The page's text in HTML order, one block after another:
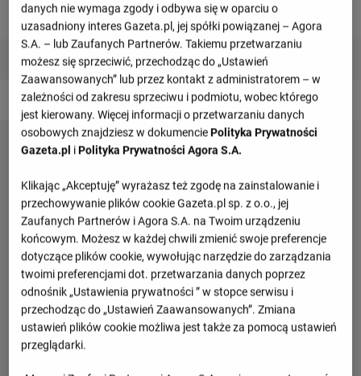
Nicholas Scardigno
Simone Ghidotti
22 Andrey Krastev
30 Nicola Ravaglia
danych nie wymaga zgody i odbywa się w oparciu o
uzasadniony interes Gazeta.pl, jej spółki powiązanej – Agora
S.A. – lub Zaufanych Partnerów. Takiemu przetwarzaniu
możesz się sprzeciwić, przechodząc do „Ustawień
Zaawansowanych” lub przez kontakt z administratorem – w
zależności od zakresu sprzeciwu i podmiotu, wobec którego
jest kierowany. Więcej informacji o przetwarzaniu danych
osobowych znajdziesz w dokumenciePolityka Prywatności
Gazeta.pl iPolityka Prywatności Agora S.A.
Klikając „Akceptuję” wyrażasz też zgodę na zainstalowanie i
przechowywanie plików cookie Gazeta.pl sp. z o.o., jej
Zaufanych Partnerów i Agora S.A. na Twoim urządzeniu
końcowym. Możesz w każdej chwili zmienić swoje preferencje
dotyczące plików cookie, wywołując narzędzie do zarządzania
twoimi preferencjami dot. przetwarzania danych poprzez
odnośnik „Ustawienia prywatności ” w stopce serwisu i
przechodząc do „Ustawień Zaawansowanych”. Zmiana
ustawień plików cookie możliwa jest także za pomocą ustawień
przeglądarki.